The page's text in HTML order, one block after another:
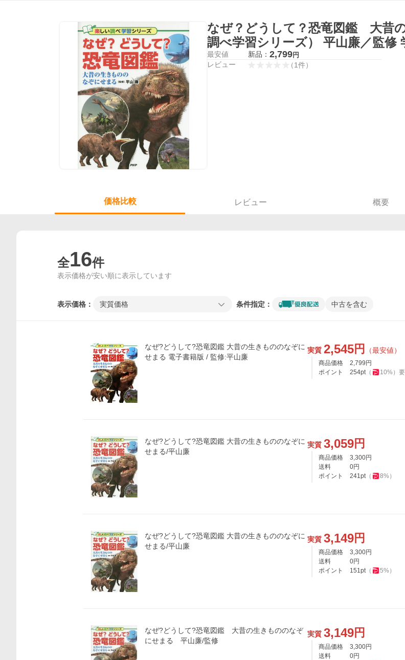
なぜ？どうして？恐竜図鑑 大昔
調べ学習シリーズ） 平山廉／監修
最安値 新品： 2,799円
レビュー （1件）
価格比較 レビュー 概要
全16件
表示価格が安い順に表示しています
表示価格： 実質価格 条件指定： 中古を含む
なぜ?どうして?恐竜図鑑 大昔の生きもののなぞに
せまる 電子書籍版 / 監修:平山廉
実質 2,545円 （最安値）
商品価格 2,799 円
ポイント
254pt（ 10%）
なぜ?どうして?恐竜図鑑 大昔の生きもののなぞに
せまる/平山廉
実質 3,059円
商品価格 3,300円
送料
0円
ポイント
241pt（ 8%）
なぜ?どうして?恐竜図鑑 大昔の生きもののなぞに
せまる/平山廉
実質 3,149円
商品価格 3,300円
送料
0円
ポイント
151pt（ 5%）
なぜ?どうして?恐竜図鑑 大昔の生きもののなぞ
にせまる 平山廉/監修
実質 3,149円
商品価格 3,300円
送料
0円